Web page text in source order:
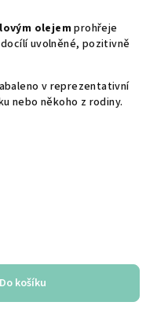
olejemprohřeje
uvolněné, pozitivně
v reprezentativní
nebo někoho z rodiny.
Do košíku